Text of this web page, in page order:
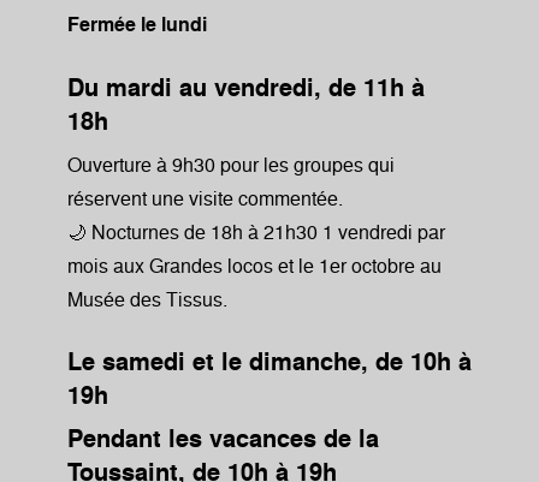
Fermée le lundi
Du mardi au vendredi, de 11h à
18h
Ouverture à 9h30 pour les groupes qui
réservent une visite commentée.
🌙 Nocturnes de 18h à 21h30 1 vendredi par
mois aux Grandes locos et le 1er octobre au
Musée des Tissus.
Le samedi et le dimanche, de 10h à
19h
Pendant les vacances de la
Toussaint, de 10h à 19h